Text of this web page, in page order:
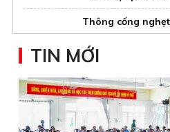
Thông cống
hút hầm cầu
TIN MỚI